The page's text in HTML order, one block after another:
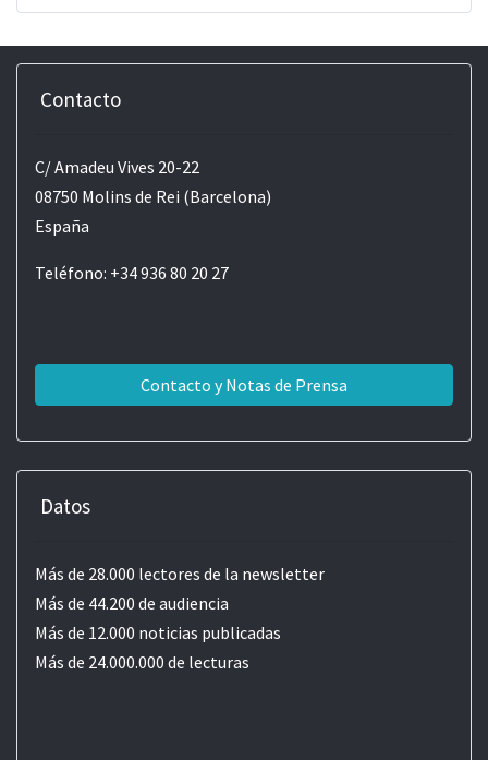
Contacto
C/ Amadeu Vives 20-22
08750 Molins de Rei (Barcelona)
España
Teléfono: +34 936 80 20 27
Contacto y Notas de Prensa
Datos
Más de 28.000 lectores de la newsletter
Más de 44.200 de audiencia
Más de 12.000 noticias publicadas
Más de 24.000.000 de lecturas